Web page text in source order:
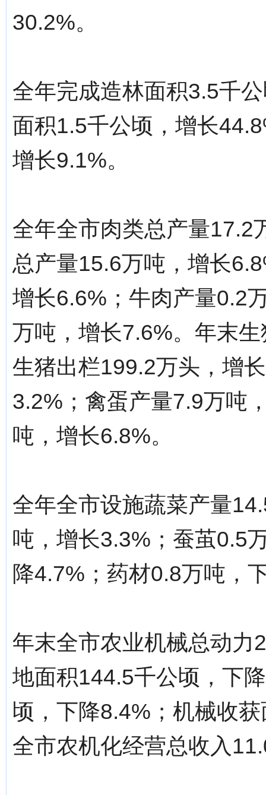
30.2%。
全年完成造林面积3.5千
面积1.5千公顷，增长
增长9.1%。
全年全市肉类总产量17.2
总产量15.6万吨，增长
增长6.6%；牛肉产量0.2
万吨，增长7.6%。年末
生猪出栏199.2万头，增
3.2%；禽蛋产量7.9万吨
吨，增长6.8%。
全年全市设施蔬菜产量
吨，增长3.3%；蚕茧0.5
降4.7%；药材0.8万吨，
年末全市农业机械总动力
地面积144.5千公顷，下
顷，下降8.4%；机械收
全市农机化经营总收入